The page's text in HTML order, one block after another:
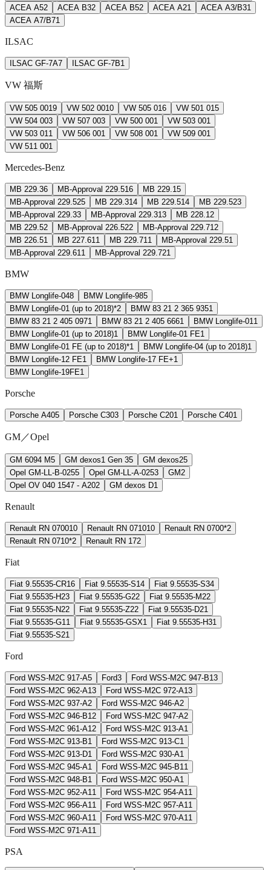
ACEA A52 ACEA B32 ACEA B52 ACEA A21 ACEA A3/B31
ACEA A7/B71
ILSAC
ILSAC GF-7A7 ILSAC GF-7B1
VW 福斯
VW 505 0019 VW 502 0010 VW 505 01 6 VW 501 01 5
VW 504 003 VW 507 003 VW 500 001 VW 503 001
VW 503 01 1 VW 506 001 VW 508 001 VW 509 001
VW 511 001
Mercedes-Benz
MB 229.36 MB-Approval 229.51 6 MB 229.1 5
MB-Approval 229.525 MB 229.31 4 MB 229.51 4 MB 229.523
MB-Approval 229.33 MB-Approval 229.31 3 MB 228.1 2
MB 229.52 MB-Approval 226.522 MB-Approval 229.71 2
MB 226.51 MB 227.61 1 MB 229.71 1 MB-Approval 229.51
MB-Approval 229.61 1 MB-Approval 229.721
BMW
BMW Longlife-048 BMW Longlife-985
BMW Longlife-01 (up to 2018)*2 BMW 83 21 2 365 9351
BMW 83 21 2 405 0971 BMW 83 21 2 405 6661 BMW Longlife-01 1
BMW Longlife-01 (up to 2018)1 BMW Longlife-01 FE1
BMW Longlife-01 FE (up to 2018)*1 BMW Longlife-04 (up to 2018)1
BMW Longlife-12 FE1 BMW Longlife-17 FE+1
BMW Longlife-19FE1
Porsche
Porsche A405 Porsche C303 Porsche C201 Porsche C401
GM／Opel
GM 6094 M5 GM dexos1 Gen 35 GM dexos25
Opel GM-LL-B-0255 Opel GM-LL-A-0253 GM 2
Opel OV 040 1547 - A202 GM dexos D1
Renault
Renault RN 070010 Renault RN 071010 Renault RN 0700*2
Renault RN 0710*2 Renault RN 172
Fiat
Fiat 9.55535-CR1 6 Fiat 9.55535-S1 4 Fiat 9.55535-S34
Fiat 9.55535-H23 Fiat 9.55535-G22 Fiat 9.55535-M22
Fiat 9.55535-N22 Fiat 9.55535-Z22 Fiat 9.55535-D21
Fiat 9.55535-G1 1 Fiat 9.55535-GSX1 Fiat 9.55535-H31
Fiat 9.55535-S21
Ford
Ford WSS-M2C 917-A5 Ford3 Ford WSS-M2C 947-B1 3
Ford WSS-M2C 962-A1 3 Ford WSS-M2C 972-A1 3
Ford WSS-M2C 937-A2 Ford WSS-M2C 946-A2
Ford WSS-M2C 946-B1 2 Ford WSS-M2C 947-A2
Ford WSS-M2C 961-A1 2 Ford WSS-M2C 913-A1
Ford WSS-M2C 913-B1 Ford WSS-M2C 913-C1
Ford WSS-M2C 913-D1 Ford WSS-M2C 930-A1
Ford WSS-M2C 945-A1 Ford WSS-M2C 945-B1 1
Ford WSS-M2C 948-B1 Ford WSS-M2C 950-A1
Ford WSS-M2C 952-A1 1 Ford WSS-M2C 954-A1 1
Ford WSS-M2C 956-A1 1 Ford WSS-M2C 957-A1 1
Ford WSS-M2C 960-A1 1 Ford WSS-M2C 970-A1 1
Ford WSS-M2C 971-A1 1
PSA